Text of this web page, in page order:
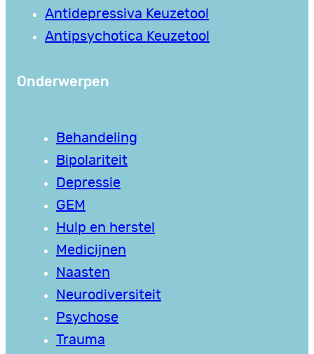
Antidepressiva Keuzetool
Antipsychotica Keuzetool
Onderwerpen
Behandeling
Bipolariteit
Depressie
GEM
Hulp en herstel
Medicijnen
Naasten
Neurodiversiteit
Psychose
Trauma